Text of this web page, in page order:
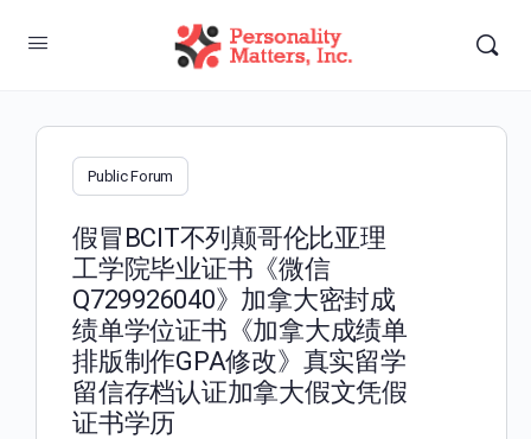
Public Forum
假冒BCIT不列颠哥伦比亚理
工学院毕业证书《微信
Q729926040》加拿大密封成
绩单学位证书《加拿大成绩单
排版制作GPA修改》真实留学
留信存档认证加拿大假文凭假
证书学历